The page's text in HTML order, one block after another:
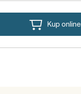
Kup online